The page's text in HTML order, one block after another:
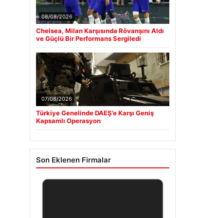
08/08/2026
Chelsea, Milan Karşısında Rövanşını Aldı
ve Güçlü Bir Performans Sergiledi
07/08/2026
Türkiye Genelinde DAEŞ’e Karşı Geniş
Kapsamlı Operasyon
Son Eklenen Firmalar